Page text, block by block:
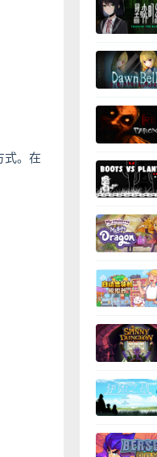
式。在